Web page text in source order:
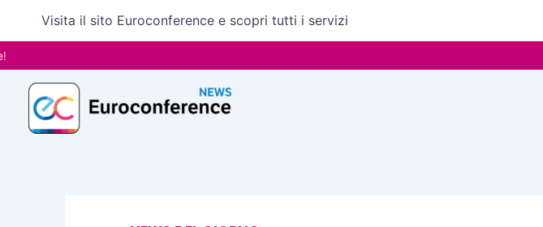
contenuto
Visita il sito Euroconference e scopri tutti i servizi